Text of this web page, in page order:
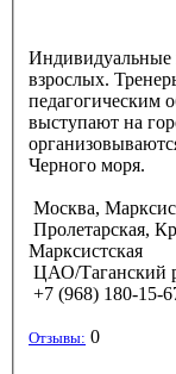
Индивидуальные
взрослых.
педагогическим
выступают на
Черного моря.
Москва,
Пролетарская,
Марксистская
ЦАО/Таганский
+7 (968) 180-15-
Отзывы: 0